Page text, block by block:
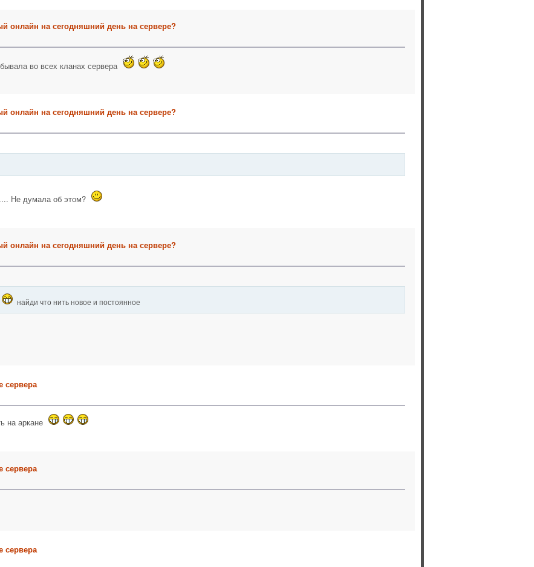
онлайн на сегодняшний день на сервере?
во всех кланах сервера
онлайн на сегодняшний день на сервере?
Не думала об этом?
онлайн на сегодняшний день на сервере?
найди что нить новое и постоянное
сервера
на аркане
сервера
сервера